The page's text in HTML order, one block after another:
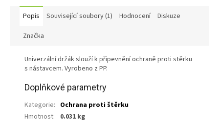
Popis Související soubory (1) Hodnocení Diskuze
Značka
Univerzální držák slouží k připevnění ochraně proti stěrku
s nástavcem. Vyrobeno z PP.
Doplňkové parametry
Kategorie: Ochrana proti štěrku
Hmotnost:
0.031 kg